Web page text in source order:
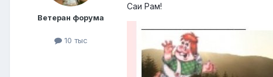
Ветеран форума
10 тыс
Саи Рам!